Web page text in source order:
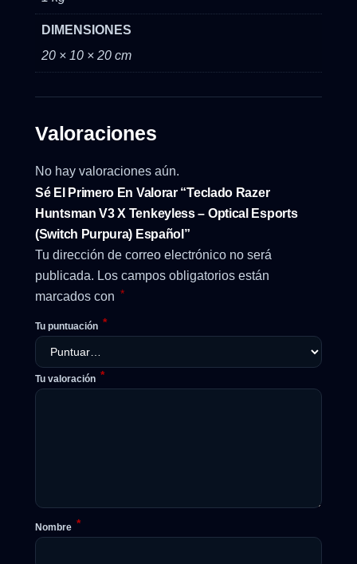
DIMENSIONES
20 × 10 × 20 cm
Valoraciones
No hay valoraciones aún.
Sé El Primero En Valorar “Teclado Razer
Huntsman V3 X Tenkeyless – Optical Esports
(Switch Purpura) Español”
Tu dirección de correo electrónico no será
publicada. Los campos obligatorios están
marcados con *
Tu puntuación *
Tu valoración *
Nombre *